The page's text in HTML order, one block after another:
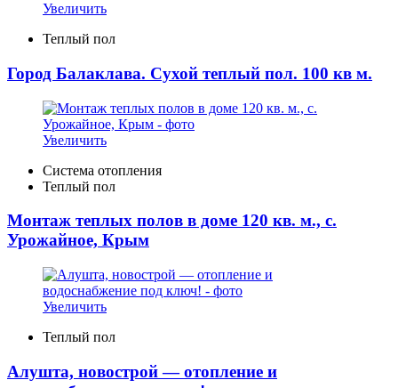
Увеличить
Теплый пол
Город Балаклава. Сухой теплый пол. 100 кв м.
Увеличить
Система отопления
Теплый пол
Монтаж теплых полов в доме 120 кв. м., с.
Урожайное, Крым
Увеличить
Теплый пол
Алушта, новострой — отопление и